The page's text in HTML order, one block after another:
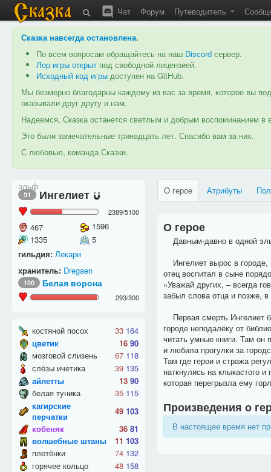
Чат Форум Путеводитель
Сказка навсегда остановлена.
По всем вопросам обращайтесь на наш Discord сервер.
Лор игры открыт под свободной лицензией.
Исходный код игры доступен на GitHub.
Мы безмерно благодарны каждому из вас за время, которое вы
оказывали друг другу и нам.
Надеемся, Сказка останется светлым и добрым воспоминанием
Это были замечательные тринадцать лет. Спасибо вам за них.
С любовью, команда Сказки.
эльф
91 Ингелиет
2389/5100
467
1596
1335
5
гильдия: Лекари
хранитель: Dregaen
100 Белая ворона
293/300
костяной посох 33 164
цветик
16 90
мозговой слизень
67 118
слёзы ичетика
39 135
айлетты
13 90
белая туника
35 115
кагирские
перчатки
49 103
кобеняк
36 81
волшебные штаны
11 103
плетёнки
74 132
горячее кольцо
48 158
О герое Атрибуты
О герое
Давным-давно в одной
Ингелиет вырос в городе,
отец воспитал в сыне
«Уважай других, – всегда
забыл слова отца и позже,
Первая смерть Ингелиет
городе неподалёку от
читать умные книги. Там
и любила прогулки за
Там где герои и стража
наткнулись на клыкастого
которая перегрызла ему
Произведения о
В настоящее время нет